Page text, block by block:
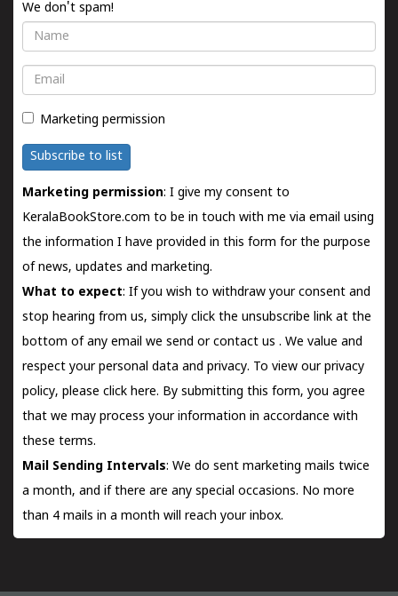
We don't spam!
Name
Email
Marketing permission
Subscribe to list
Marketing permission: I give my consent to
KeralaBookStore.com to be in touch with me via email using
the information I have provided in this form for the purpose
of news, updates and marketing.
What to expect: If you wish to withdraw your consent and
stop hearing from us, simply click the unsubscribe link at the
bottom of any email we send orcontact us . We value and
respect your personal data and privacy. To view our privacy
policy, please click here. By submitting this form, you agree
that we may process your information in accordance with
these terms.
Mail Sending Intervals: We do sent marketing mails twice
a month, and if there are any special occasions. No more
than 4 mails in a month will reach your inbox.